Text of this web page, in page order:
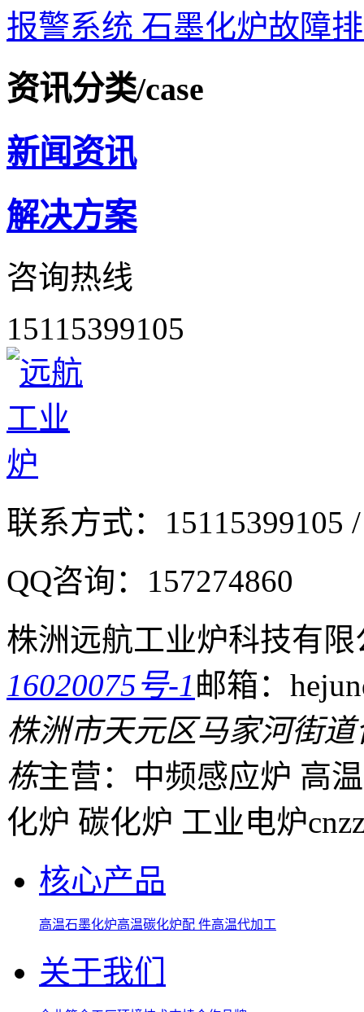
报警系统 石墨化炉故障
资讯分类/case
新闻资讯
解决方案
咨询热线
15115399105
联系方式： 15115399105
QQ咨询： 157274860
株洲远航工业炉科技有限
16020075号-1邮箱：
株洲市天元区马家河街
栋主营：中频感应炉 高
化炉 碳化炉 工业电炉
核心产品
高温石墨化炉高温碳化炉配 件高温代加工
关于我们